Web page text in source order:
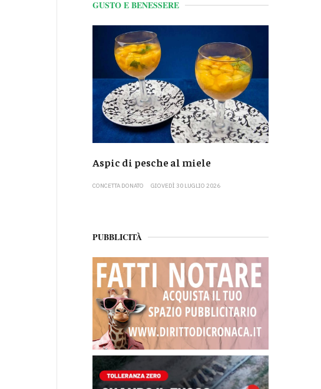
GUSTO E BENESSERE
Aspic di pesche al miele
CONCETTA DONATO GIOVEDÌ 30 LUGLIO 2026
PUBBLICITÀ